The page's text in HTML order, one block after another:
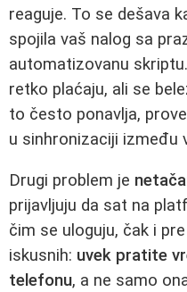
reaguje. To se dešava
spojila vaš nalog sa
automatizovanu
retko plaćaju, ali se
to često ponavlja,
u sinhronizaciji između
Drugi problem je
prijavljuju da sat na
čim se uloguju, čak i
iskusnih: uvek pratite
telefonu, a ne samo